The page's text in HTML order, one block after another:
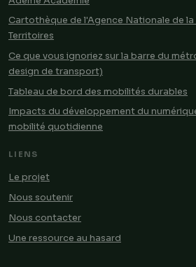
Cartothèque de l'Agence Nationale de la
Territoires
Ce que vous ignoriez sur la barre du
design de transport)
Tableau de bord des mobilités durables
Impacts du développement du
mobilité quotidienne
LIENS
Le projet
Nous soutenir
Nous contacter
Une ressource au hasard